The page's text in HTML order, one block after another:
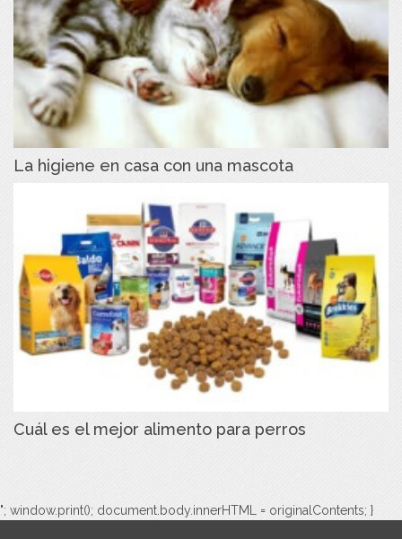
La higiene en casa con una mascota
Cuál es el mejor alimento para perros
"; window.print(); document.body.innerHTML = originalContents; }